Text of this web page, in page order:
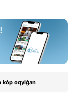
kóp oqylǵan